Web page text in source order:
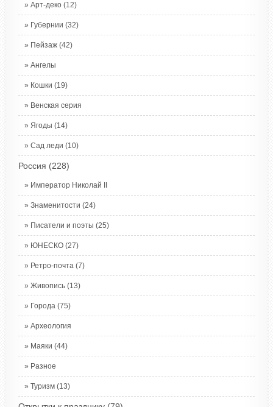
Арт-деко (12)
Губернии (32)
Пейзаж (42)
Ангелы
Кошки (19)
Венская серия
Ягоды (14)
Сад леди (10)
Россия (228)
Император Николай II
Знаменитости (24)
Писатели и поэты (25)
ЮНЕСКО (27)
Ретро-почта (7)
Живопись (13)
Города (75)
Археология
Маяки (44)
Разное
Туризм (13)